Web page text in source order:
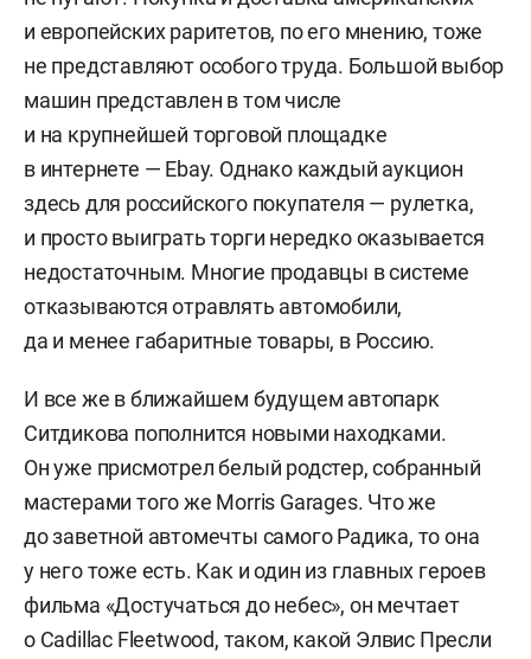
и европейских раритетов, по его мнению, тоже
не представляют особого труда. Большой выбор
машин представлен в том числе
и на крупнейшей торговой площадке
в интернете — Ebay. Однако каждый аукцион
здесь для российского покупателя — рулетка,
и просто выиграть торги нередко оказывается
недостаточным. Многие продавцы в системе
отказываются отравлять автомобили,
да и менее габаритные товары, в Россию.
И все же в ближайшем будущем автопарк
Ситдикова пополнится новыми находками.
Он уже присмотрел белый родстер, собранный
мастерами того же Morris Garages. Что же
до заветной автомечты самого Радика, то она
у него тоже есть. Как и один из главных героев
фильма «Достучаться до небес», он мечтает
о Cadillac Fleetwood, таком, какой Элвис Пресли